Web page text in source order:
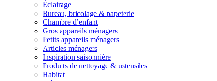
Éclairage
Bureau, bricolage & papeterie
Chambre d’enfant
Gros appareils ménagers
Petits appareils ménagers
Articles ménagers
Inspiration saisonnière
Produits de nettoyage & ustensiles
Habitat